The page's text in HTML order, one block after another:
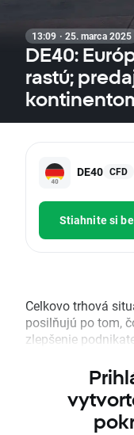
13:09 · 25. marca 2025
DE40:
rastú;
DE40 CFD
Stiahnite si
Celkovo trhová
posilňujú po tom,
zlepšenie